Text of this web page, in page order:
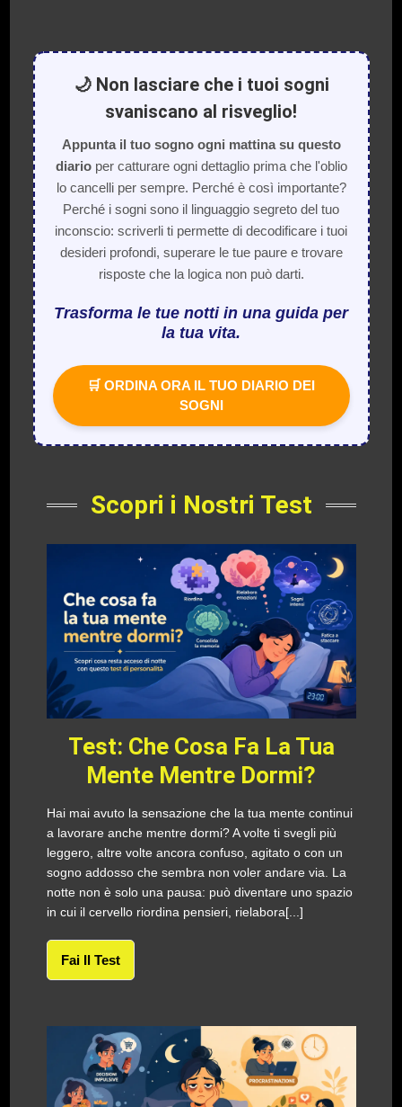
🌙 Non lasciare che i tuoi sogni
svaniscano al risveglio!
Appunta il tuo sogno ogni mattina su questo
diarioper catturare ogni dettaglio prima che l'oblio
lo cancelli per sempre. Perché è così importante?
Perché i sogni sono il linguaggio segreto del tuo
inconscio: scriverli ti permette di decodificare i tuoi
desideri profondi, superare le tue paure e trovare
risposte che la logica non può darti.
Trasforma le tue notti in una guida per
la tua vita.
🛒 ORDINA ORA IL TUO DIARIO DEI
SOGNI
Scopri i Nostri Test
Test: Che Cosa Fa La Tua
Mente Mentre Dormi?
Hai mai avuto la sensazione che la tua mente continui
a lavorare anche mentre dormi? A volte ti svegli più
leggero, altre volte ancora confuso, agitato o con un
sogno addosso che sembra non voler andare via. La
notte non è solo una pausa: può diventare uno spazio
in cui il cervello riordina pensieri, rielabora[...]
Fai Il Test